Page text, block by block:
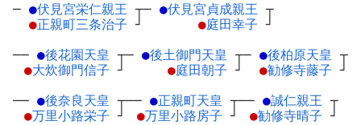
─ ●伏見宮栄仁親王 ┬
●正親町三条治子 ┘
─ ●伏見宮貞成親王 ┬
●庭田幸子 ┘
── ●後花園天皇 ┬
●大炊御門信子 ┘
─ ●後土御門天皇 ┬
●庭田朝子 ┘
─ ●後柏原天皇 ┬
●勧修寺藤子 ┘
── ●後奈良天皇 ┬
●万里小路栄子 ┘
── ●正親町天皇 ┬
●万里小路房子 ┘
── ●誠仁親王 ┬
●勧修寺晴子 ┘